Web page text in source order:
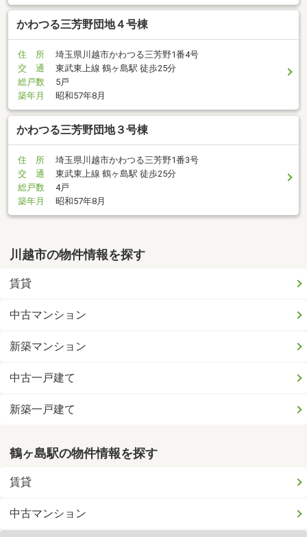
かわつる三芳野団地４号棟
住 所
埼玉県川越市かわつる三芳野1番4号
交 通
東武東上線 鶴ヶ島駅 徒歩25分
総戸数
5戸
築年月
昭和57年8月
かわつる三芳野団地３号棟
住 所
埼玉県川越市かわつる三芳野1番3号
交 通
東武東上線 鶴ヶ島駅 徒歩25分
総戸数
4戸
築年月
昭和57年8月
川越市の物件情報を探す
賃貸
中古マンション
新築マンション
中古一戸建て
新築一戸建て
鶴ヶ島駅の物件情報を探す
賃貸
中古マンション